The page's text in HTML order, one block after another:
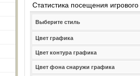
Статистика посещения
Выберите стиль
Цвет графика
Цвет контура графика
Цвет фона снаружи графика